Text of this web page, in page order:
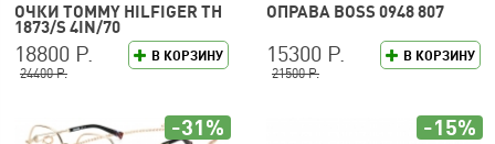
ОЧКИ TOMMY HILFIGER TH
1873/S 4IN/70
В КОРЗИНУ
18800 Р.
24400 Р.
ОПРАВА BOSS 0948 807
В КОРЗИНУ
15300 Р.
21500 Р.
-31% -15%